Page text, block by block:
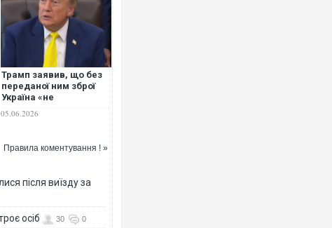
Трамп заявив, що без
переданої ним зброї
Україна «не
днів»
05.06.2026
Правила коментування ! »
після виїзду за
осіб 30 0
Вже вивели на тести: Ferrari